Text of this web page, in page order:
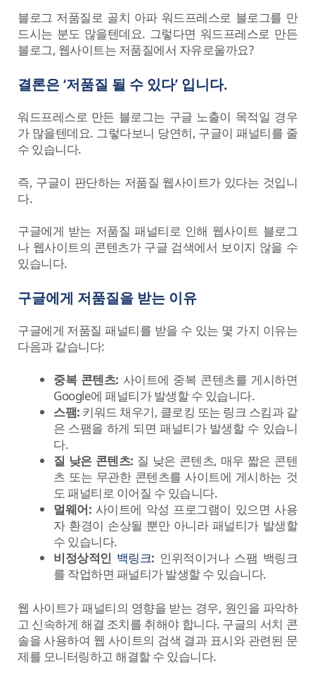
블로그 저품질로 골치 아파 워드프레스로 블로그를 만
드시는 분도 많을텐데요. 그렇다면 워드프레스로 만든
블로그, 웹사이트는 저품질에서 자유로울까요?
결론은 ‘저품질 될 수 있다’ 입니다.
워드프레스로 만든 블로그는 구글 노출이 목적일 경우
가 많을텐데요. 그렇다보니 당연히, 구글이 패널티를 줄
수 있습니다.
즉, 구글이 판단하는 저품질 웹사이트가 있다는 것입니
다.
구글에게 받는 저품질 패널티로 인해 웹사이트 블로그
나 웹사이트의 콘텐츠가 구글 검색에서 보이지 않을 수
있습니다.
구글에게 저품질을 받는 이유
구글에게 저품질 패널티를 받을 수 있는 몇 가지 이유는
다음과 같습니다:
중복 콘텐츠: 사이트에 중복 콘텐츠를 게시하면
Google에 패널티가 발생할 수 있습니다.
스팸: 키워드 채우기, 클로킹 또는 링크 스킴과 같
은 스팸을 하게 되면 패널티가 발생할 수 있습니
다.
질 낮은 콘텐츠: 질 낮은 콘텐츠, 매우 짧은 콘텐
츠 또는 무관한 콘텐츠를 사이트에 게시하는 것
도 패널티로 이어질 수 있습니다.
멀웨어: 사이트에 악성 프로그램이 있으면 사용
자 환경이 손상될 뿐만 아니라 패널티가 발생할
수 있습니다.
비정상적인 백링크: 인위적이거나 스팸 백링크
를 작업하면 패널티가 발생할 수 있습니다.
웹 사이트가 패널티의 영향을 받는 경우, 원인을 파악하
고 신속하게 해결 조치를 취해야 합니다. 구글의 서치 콘
솔을 사용하여 웹 사이트의 검색 결과 표시와 관련된 문
제를 모니터링하고 해결할 수 있습니다.